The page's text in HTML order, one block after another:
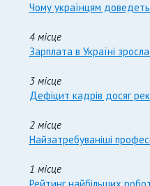
Чому українцям
4 місце
Зарплата в Україні
3 місце
Дефіцит кадрів досяг
2 місце
Найзатребуваніші
1 місце